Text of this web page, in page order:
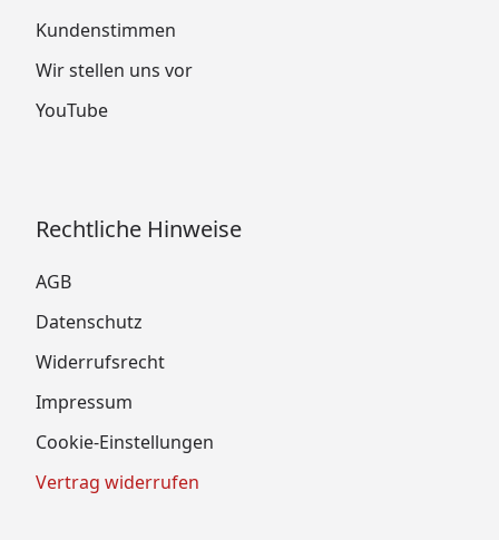
Kundenstimmen
Wir stellen uns vor
YouTube
Rechtliche Hinweise
AGB
Datenschutz
Widerrufsrecht
Impressum
Cookie-Einstellungen
Vertrag widerrufen